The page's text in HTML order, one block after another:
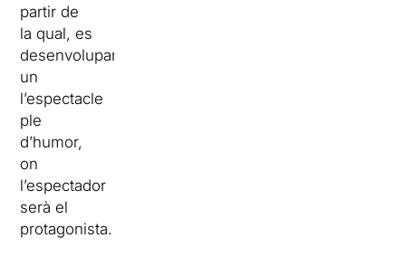
partir de
la qual, es
desenvoluparà
un
l’espectacle
ple
d’humor,
on
l’espectador
serà el
protagonista.